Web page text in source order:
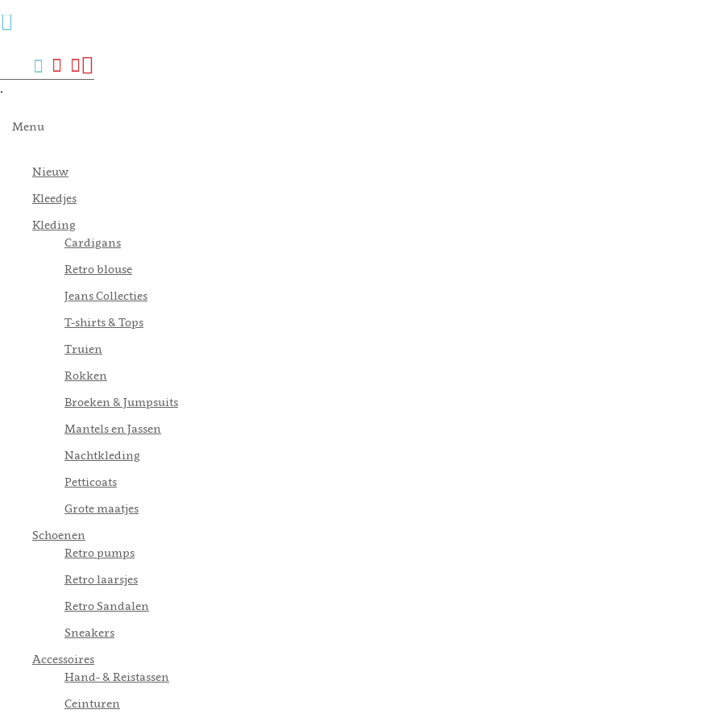
Verlanglijst
Mijn
account
Zoek
.
Menu
Nieuw
Kleedjes
Kleding
Cardigans
Retro blouse
Jeans Collecties
T-shirts & Tops
Truien
Rokken
Broeken & Jumpsuits
Mantels en Jassen
Nachtkleding
Petticoats
Grote maatjes
Schoenen
Retro pumps
Retro laarsjes
Retro Sandalen
Sneakers
Accessoires
Hand- & Reistassen
Ceinturen